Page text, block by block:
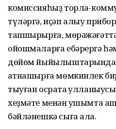
комиссияһыҙ торлаҡ-
түләргә, иҫәп алыу
тапшырырға,
ойошмаларға ебәрергә
дөйөм йыйылыштарында
ҡатнашырға мөмкинлек
тыуған осраҡта
хеҙмәте менән ҡушымта
бәйләнешкә сыға ала.